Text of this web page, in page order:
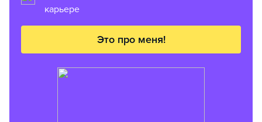
карьере
Это про меня!